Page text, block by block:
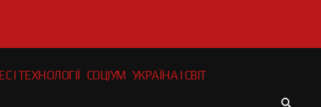
І ТЕХНОЛОГІЇ СОЦІУМ УКРАЇНА І СВІТ